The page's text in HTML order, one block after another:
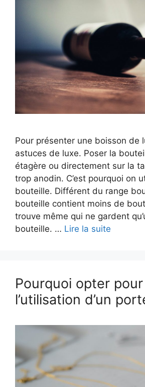
Pour présenter une boisson de
astuces de luxe. Poser la
étagère ou directement sur la
trop anodin. C’est pourquoi on
bouteille. Différent du range
bouteille contient moins de
trouve même qui ne gardent
bouteille. … Lire la suite
Pourquoi opter pour
l’utilisation d’un